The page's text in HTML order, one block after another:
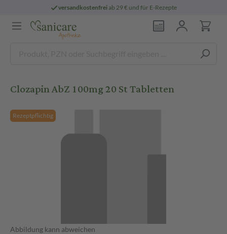
versandkostenfreiab 29 € und für E-Rezepte
Clozapin AbZ 100mg 20 St Tabletten
Rezeptpflichtig
Abbildung kann abweichen